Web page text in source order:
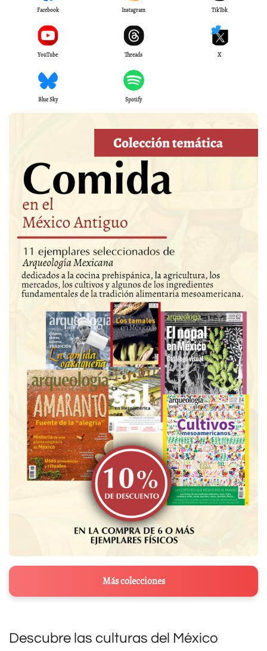
Facebook Instagram TikTok
YouTube Threads X
Blue Sky Spotify
Más colecciones
Descubre las culturas del México